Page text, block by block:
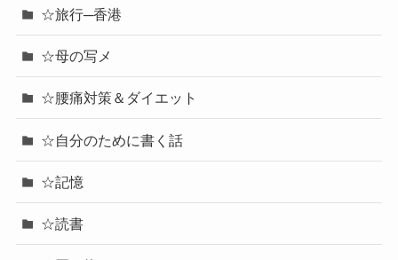
☆旅行─香港
☆母の写メ
☆腰痛対策＆ダイエット
☆自分のために書く話
☆記憶
☆読書